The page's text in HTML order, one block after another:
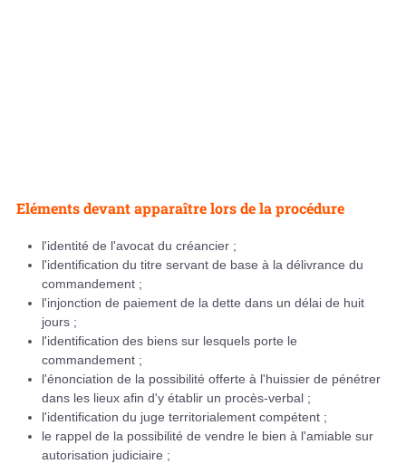
Eléments devant apparaître lors de la procédure
l'identité de l'avocat du créancier ;
l'identification du titre servant de base à la délivrance du
commandement ;
l'injonction de paiement de la dette dans un délai de huit
jours ;
l'identification des biens sur lesquels porte le
commandement ;
l'énonciation de la possibilité offerte à l'huissier de pénétrer
dans les lieux afin d'y établir un procès-verbal ;
l'identification du juge territorialement compétent ;
le rappel de la possibilité de vendre le bien à l'amiable sur
autorisation judiciaire ;